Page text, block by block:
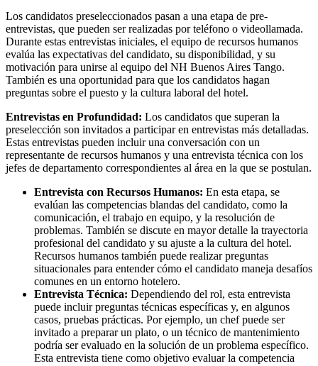
Los candidatos preseleccionados pasan a una etapa de pre-
entrevistas, que pueden ser realizadas por teléfono o videollamada.
Durante estas entrevistas iniciales, el equipo de recursos humanos
evalúa las expectativas del candidato, su disponibilidad, y su
motivación para unirse al equipo del NH Buenos Aires Tango.
También es una oportunidad para que los candidatos hagan
preguntas sobre el puesto y la cultura laboral del hotel.
Entrevistas en Profundidad: Los candidatos que superan la
preselección son invitados a participar en entrevistas más detalladas.
Estas entrevistas pueden incluir una conversación con un
representante de recursos humanos y una entrevista técnica con los
jefes de departamento correspondientes al área en la que se postulan.
Entrevista con Recursos Humanos: En esta etapa, se
evalúan las competencias blandas del candidato, como la
comunicación, el trabajo en equipo, y la resolución de
problemas. También se discute en mayor detalle la trayectoria
profesional del candidato y su ajuste a la cultura del hotel.
Recursos humanos también puede realizar preguntas
situacionales para entender cómo el candidato maneja desafíos
comunes en un entorno hotelero.
Entrevista Técnica: Dependiendo del rol, esta entrevista
puede incluir preguntas técnicas específicas y, en algunos
casos, pruebas prácticas. Por ejemplo, un chef puede ser
invitado a preparar un plato, o un técnico de mantenimiento
podría ser evaluado en la solución de un problema específico.
Esta entrevista tiene como objetivo evaluar la competencia